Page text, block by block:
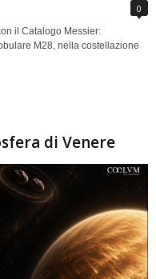
0
il Catalogo Messier:
M28, nella costellazione
di Venere